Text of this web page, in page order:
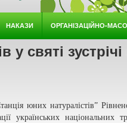
НАКАЗИ ОРГАНІЗАЦІЙНО-
у святі
юних натуралістів”
українських національних